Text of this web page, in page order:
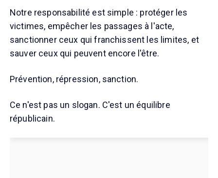
Notre responsabilité est simple : protéger les
victimes, empêcher les passages à l'acte,
sanctionner ceux qui franchissent les limites, et
sauver ceux qui peuvent encore l'être.
Prévention, répression, sanction.
Ce n'est pas un slogan. C'est un équilibre
républicain.